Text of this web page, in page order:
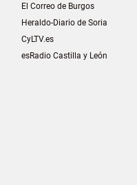
El Correo de Burgos
Heraldo-Diario de Soria
CyLTV.es
esRadio Castilla y León